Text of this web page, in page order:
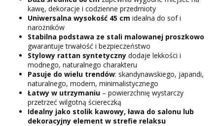
kawę, dekoracje i codzienne przedmioty
Uniwersalna wysokość 45 cm idealna do sof i
narożników
Stabilna podstawa ze stali malowanej proszkowo
gwarantuje trwałość i bezpieczeństwo
Stylowy rattan syntetyczny dodaje lekkości i
modnego, naturalnego charakteru
Pasuje do wielu trendów: skandynawskiego, japandi,
naturalnego, modern, minimalistycznego
Łatwy w utrzymaniu – powierzchnię wystarczy
przetrzeć wilgotną ściereczką
Idealny jako stolik kawowy, ława do salonu lub
dekoracyjny element w strefie relaksu